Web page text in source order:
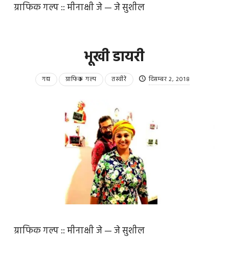
ग्राफिक गल्प :: मीनाक्षी जे — जे सुशील
भूखी डायरी
गद्य ग्राफिक गल्प तस्वीरें दिसम्बर 2, 2018
ग्राफिक गल्प :: मीनाक्षी जे — जे सुशील